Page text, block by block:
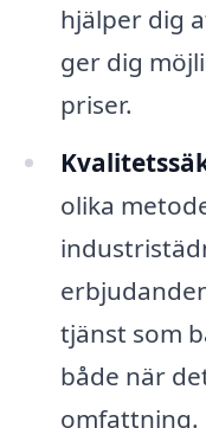
hjälper dig
ger dig
priser.
olika
tjänst som
både när
omfattning.